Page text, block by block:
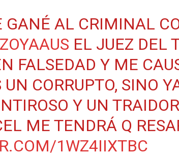
GANÉ AL CRIMINAL
EL JUEZ DEL
FALSEDAD Y ME
UN CORRUPTO, SINO
Y UN
ME TENDRÁ Q
1WZ4IIXTBC